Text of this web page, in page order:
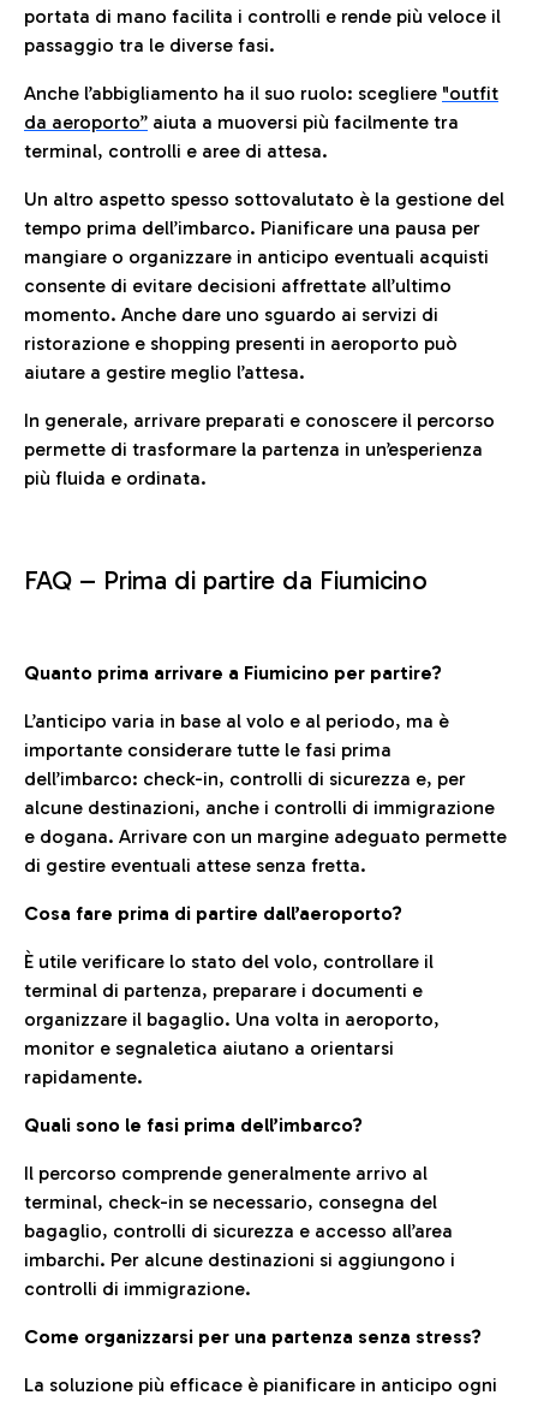
portata di mano facilita i controlli e rende più veloce il
passaggio tra le diverse fasi.
Anche l’abbigliamento ha il suo ruolo: scegliere "outfit
da aeroporto” aiuta a muoversi più facilmente tra
terminal, controlli e aree di attesa.
Un altro aspetto spesso sottovalutato è la gestione del
tempo prima dell’imbarco. Pianificare una pausa per
mangiare o organizzare in anticipo eventuali acquisti
consente di evitare decisioni affrettate all’ultimo
momento. Anche dare uno sguardo ai servizi di
ristorazione e shopping presenti in aeroporto può
aiutare a gestire meglio l’attesa.
In generale, arrivare preparati e conoscere il percorso
permette di trasformare la partenza in un’esperienza
più fluida e ordinata.
FAQ – Prima di partire da Fiumicino
Quanto prima arrivare a Fiumicino per partire?
L’anticipo varia in base al volo e al periodo, ma è
importante considerare tutte le fasi prima
dell’imbarco: check-in, controlli di sicurezza e, per
alcune destinazioni, anche i controlli di immigrazione
e dogana. Arrivare con un margine adeguato permette
di gestire eventuali attese senza fretta.
Cosa fare prima di partire dall’aeroporto?
È utile verificare lo stato del volo, controllare il
terminal di partenza, preparare i documenti e
organizzare il bagaglio. Una volta in aeroporto,
monitor e segnaletica aiutano a orientarsi
rapidamente.
Quali sono le fasi prima dell’imbarco?
Il percorso comprende generalmente arrivo al
terminal, check-in se necessario, consegna del
bagaglio, controlli di sicurezza e accesso all’area
imbarchi. Per alcune destinazioni si aggiungono i
controlli di immigrazione.
Come organizzarsi per una partenza senza stress?
La soluzione più efficace è pianificare in anticipo ogni